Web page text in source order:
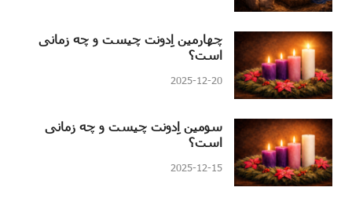
چهارمین اِدونت چیست و چه زمانی
است؟
2025-12-20
سومین اِدونت چیست و چه زمانی
است؟
2025-12-15